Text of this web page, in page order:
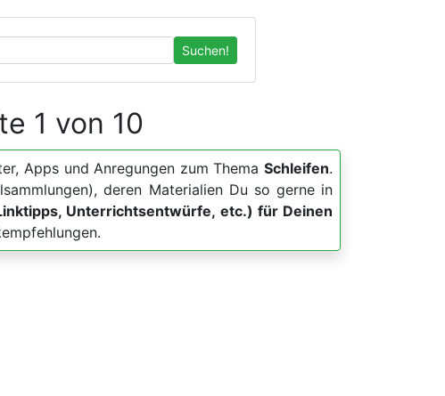
Suchen!
1 von 10
Apps und Anregungen zum Thema Schleifen.
deren Materialien Du so gerne in
Unterrichtsentwürfe, etc.) für Deinen